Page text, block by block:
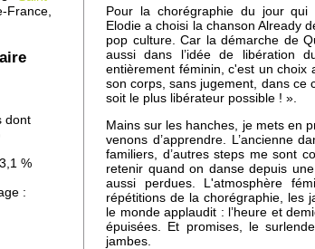
France,
dont
%
:
Pour la chorégraphie du jour qui
Elodie a choisi la chansonAlready
pop culture. Car la démarche de
aussi dans l’idée de libération
entièrement féminin, c'est un
son corps, sans jugement, dans ce
soit le plus libérateur possible ! ».
Mains sur les hanches, je mets en
venons d’apprendre. L’ancienne
familiers, d’autres steps me sont
retenir quand on danse depuis
aussi perdues. L'atmosphère
répétitions de la chorégraphie, les
le monde applaudit : l’heure et
épuisées. Et promises, le
jambes.